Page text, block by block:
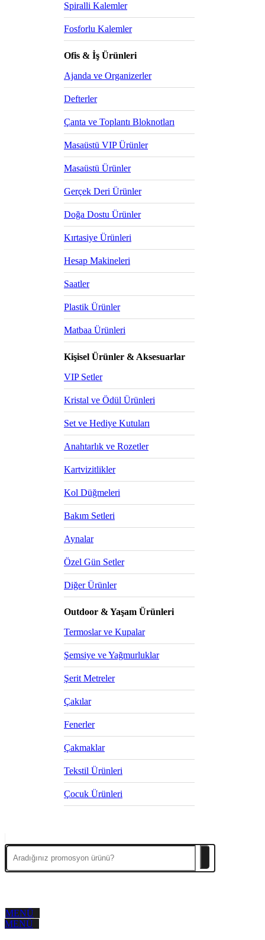
Spiralli Kalemler
Fosforlu Kalemler
Ofis & İş Ürünleri
Ajanda ve Organizerler
Defterler
Çanta ve Toplantı Bloknotları
Masaüstü VIP Ürünler
Masaüstü Ürünler
Gerçek Deri Ürünler
Doğa Dostu Ürünler
Kırtasiye Ürünleri
Hesap Makineleri
Saatler
Plastik Ürünler
Matbaa Ürünleri
Kişisel Ürünler & Aksesuarlar
VIP Setler
Kristal ve Ödül Ürünleri
Set ve Hediye Kutuları
Anahtarlık ve Rozetler
Kartvizitlikler
Kol Düğmeleri
Bakım Setleri
Aynalar
Özel Gün Setler
Diğer Ürünler
Outdoor & Yaşam Ürünleri
Termoslar ve Kupalar
Şemsiye ve Yağmurluklar
Şerit Metreler
Çakılar
Fenerler
Çakmaklar
Tekstil Ürünleri
Çocuk Ürünleri